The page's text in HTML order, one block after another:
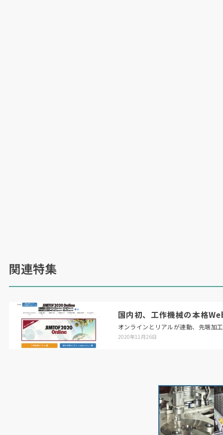
関連特集
国内初、工作機械の本格
オンラインとリアルが連動、先端加
2020年11月26日